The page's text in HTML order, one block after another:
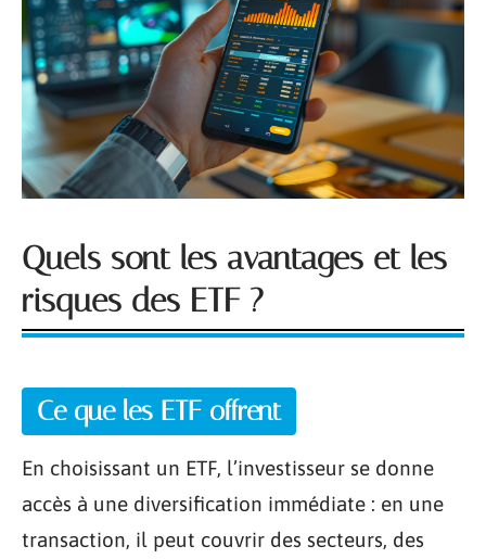
Quels sont les avantages et les
risques des ETF ?
Ce que les ETF offrent
En choisissant un ETF, l’investisseur se donne
accès à une diversification immédiate : en une
transaction, il peut couvrir des secteurs, des